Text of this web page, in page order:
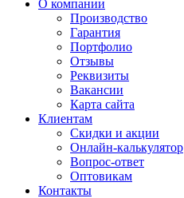
О компании
Производство
Гарантия
Портфолио
Отзывы
Реквизиты
Вакансии
Карта сайта
Клиентам
Скидки и акции
Онлайн-калькулятор
Вопрос-ответ
Оптовикам
Контакты